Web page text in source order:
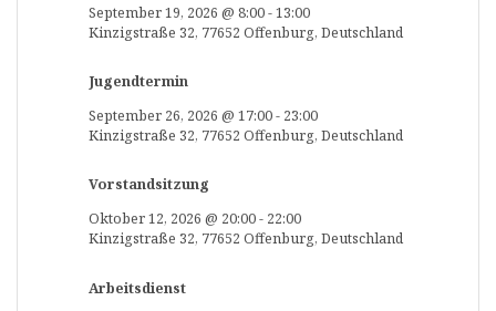
September 19, 2026 @ 8:00-13:00
Kinzigstraße 32, 77652 Offenburg, Deutschland
Jugendtermin
September 26, 2026 @ 17:00- 23:00
Kinzigstraße 32, 77652 Offenburg, Deutschland
Vorstandsitzung
Oktober 12, 2026 @ 20:00- 22:00
Kinzigstraße 32, 77652 Offenburg, Deutschland
Arbeitsdienst